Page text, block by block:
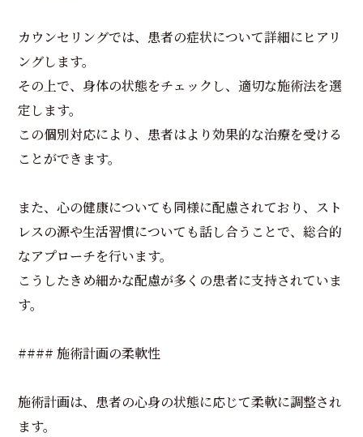
カウンセリングでは、患者の症状について詳細にヒアリ
ングします。
その上で、身体の状態をチェックし、適切な施術法を選
定します。
この個別対応により、患者はより効果的な治療を受ける
ことができます。
また、心の健康についても同様に配慮されており、スト
レスの源や生活習慣についても話し合うことで、総合的
なアプローチを行います。
こうしたきめ細かな配慮が多くの患者に支持されていま
す。
#### 施術計画の柔軟性
施術計画は、患者の心身の状態に応じて柔軟に調整され
ます。